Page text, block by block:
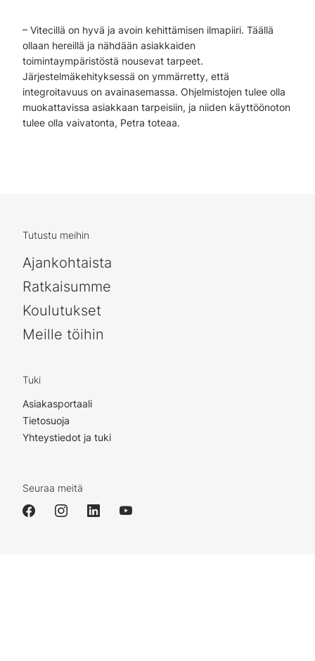
– Vitecillä on hyvä ja avoin kehittämisen ilmapiiri. Täällä
ollaan hereillä ja nähdään asiakkaiden
toimintaympäristöstä nousevat tarpeet.
Järjestelmäkehityksessä on ymmärretty, että
integroitavuus on avainasemassa. Ohjelmistojen tulee olla
muokattavissa asiakkaan tarpeisiin, ja niiden käyttöönoton
tulee olla vaivatonta, Petra toteaa.
Tutustu meihin
Ajankohtaista
Ratkaisumme
Koulutukset
Meille töihin
Tuki
Asiakasportaali
Tietosuoja
Yhteystiedot ja tuki
Seuraa meitä